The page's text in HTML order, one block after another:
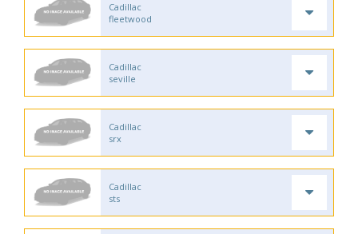
Cadillac
fleetwood
Cadillac
seville
Cadillac
srx
Cadillac
sts